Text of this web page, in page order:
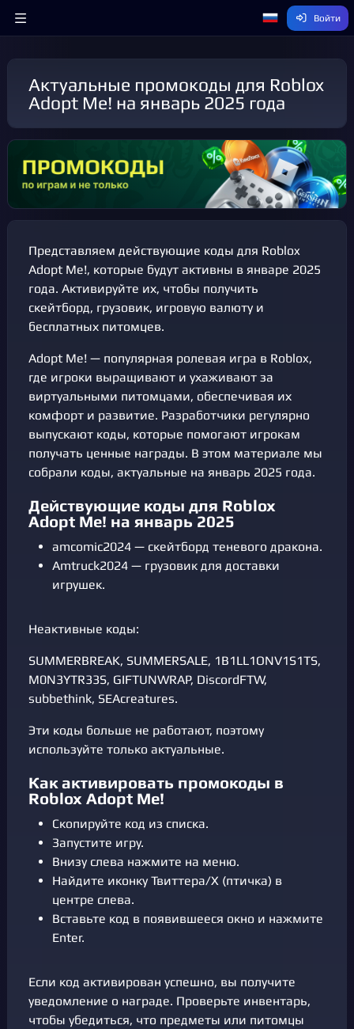
Войти
Актуальные промокоды для Roblox
Adopt Me! на январь 2025 года
Представляем действующие коды для Roblox
Adopt Me!, которые будут активны в январе 2025
года. Активируйте их, чтобы получить
скейтборд, грузовик, игровую валюту и
бесплатных питомцев.
Adopt Me! — популярная ролевая игра в Roblox,
где игроки выращивают и ухаживают за
виртуальными питомцами, обеспечивая их
комфорт и развитие. Разработчики регулярно
выпускают коды, которые помогают игрокам
получать ценные награды. В этом материале мы
собрали коды, актуальные на январь 2025 года.
Действующие коды для Roblox
Adopt Me! на январь 2025
amcomic2024 — скейтборд теневого дракона.
Amtruck2024 — грузовик для доставки
игрушек.
Неактивные коды:
SUMMERBREAK, SUMMERSALE, 1B1LL1ONV1S1TS,
M0N3YTR33S, GIFTUNWRAP, DiscordFTW,
subbethink, SEAcreatures.
Эти коды больше не работают, поэтому
используйте только актуальные.
Как активировать промокоды в
Roblox Adopt Me!
Скопируйте код из списка.
Запустите игру.
Внизу слева нажмите на меню.
Найдите иконку Твиттера/X (птичка) в
центре слева.
Вставьте код в появившееся окно и нажмите
Enter.
Если код активирован успешно, вы получите
уведомление о награде. Проверьте инвентарь,
чтобы убедиться, что предметы или питомцы